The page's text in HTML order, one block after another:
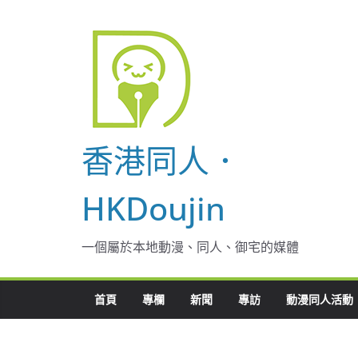
香港同人．
HKDoujin
一個屬於本地動漫、同人、御宅的媒體
首頁 專欄 新聞 專訪 動漫同人活動